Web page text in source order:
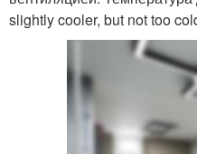
slightly cooler, but not too